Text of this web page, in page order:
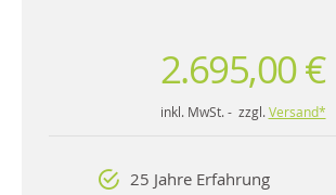
2.695,00 €
inkl. MwSt. - zzgl. Versand*
25 Jahre Erfahrung